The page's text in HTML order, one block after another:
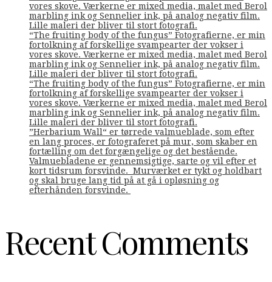
vores skove. Værkerne er mixed media, malet med Berol
marbling ink og Sennelier ink, på analog negativ film.
Lille maleri der bliver til stort fotografi.
“The fruiting body of the fungus” Fotografierne, er min
fortolkning af forskellige svampearter der vokser i
vores skove. Værkerne er mixed media, malet med Berol
marbling ink og Sennelier ink, på analog negativ film.
Lille maleri der bliver til stort fotografi.
“The fruiting body of the fungus” Fotografierne, er min
fortolkning af forskellige svampearter der vokser i
vores skove. Værkerne er mixed media, malet med Berol
marbling ink og Sennelier ink, på analog negativ film.
Lille maleri der bliver til stort fotografi.
”Herbarium Wall“ er tørrede valmueblade, som efter
en lang proces, er fotograferet på mur, som skaber en
fortælling om det forgængelige og det bestående.
Valmuebladene er gennemsigtige, sarte og vil efter et
kort tidsrum forsvinde. Murværket er tykt og holdbart
og skal bruge lang tid på at gå i opløsning og
efterhånden forsvinde.
Recent Comments